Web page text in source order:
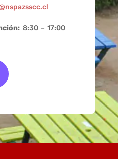
8:30 – 17:00